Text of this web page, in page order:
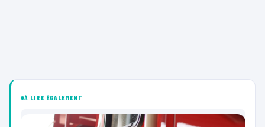
À LIRE ÉGALEMENT